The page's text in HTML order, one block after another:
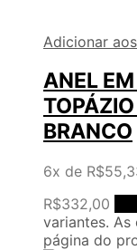
Adicionar
ANEL
BRANCO
6x de R$
R$332,00
variantes. As
página do